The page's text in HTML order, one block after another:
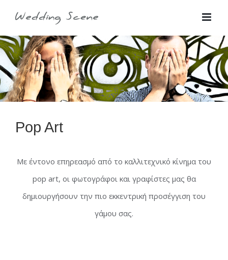
content
for:
Pop Art
Με έντονο επηρεασμό από το καλλιτεχνικό κίνημα του
pop art, οι φωτογράφοι και γραφίστες μας θα
δημιουργήσουν την πιο εκκεντρική προσέγγιση του
γάμου σας.